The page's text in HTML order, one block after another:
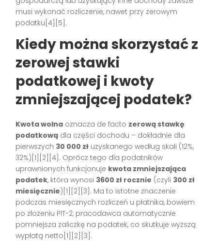
musi wykonać rozliczenie, nawet przy zerowym
podatku[4][5].
Kiedy można skorzystać z
zerowej stawki
podatkowej i kwoty
zmniejszającej podatek?
Kwota wolna oznacza de facto zerową stawkę
podatkową dla części dochodu – dokładnie dla
pierwszych 30 000 zł uzyskanego według skali (12%,
32%)[1][2][4]. Oprócz tego dla podatników
uprawnionych funkcjonuje kwota zmniejszająca
podatek, która wynosi 3600 zł rocznie (czyli 300 zł
miesięcznie)[1][2][3]. Ma to istotne znaczenie
podczas miesięcznych rozliczeń u płatnika, bowiem
po złożeniu PIT-2, pracodawca automatycznie
pomniejsza zaliczkę na podatek, co skutkuje wyższą
wypłatą netto[1][2][3].